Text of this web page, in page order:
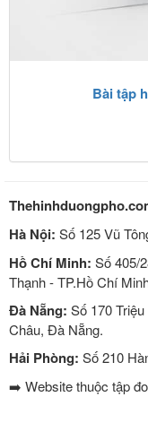
Bài tập
Hà Nội: Số 125 Vũ
Hồ Chí Minh: Số 405/
Thạnh - TP.Hồ Chí
Đà Nẵng: Số 170
Châu, Đà Nẵng.
Hải Phòng: Số 210
➡️ Website thuộc tập